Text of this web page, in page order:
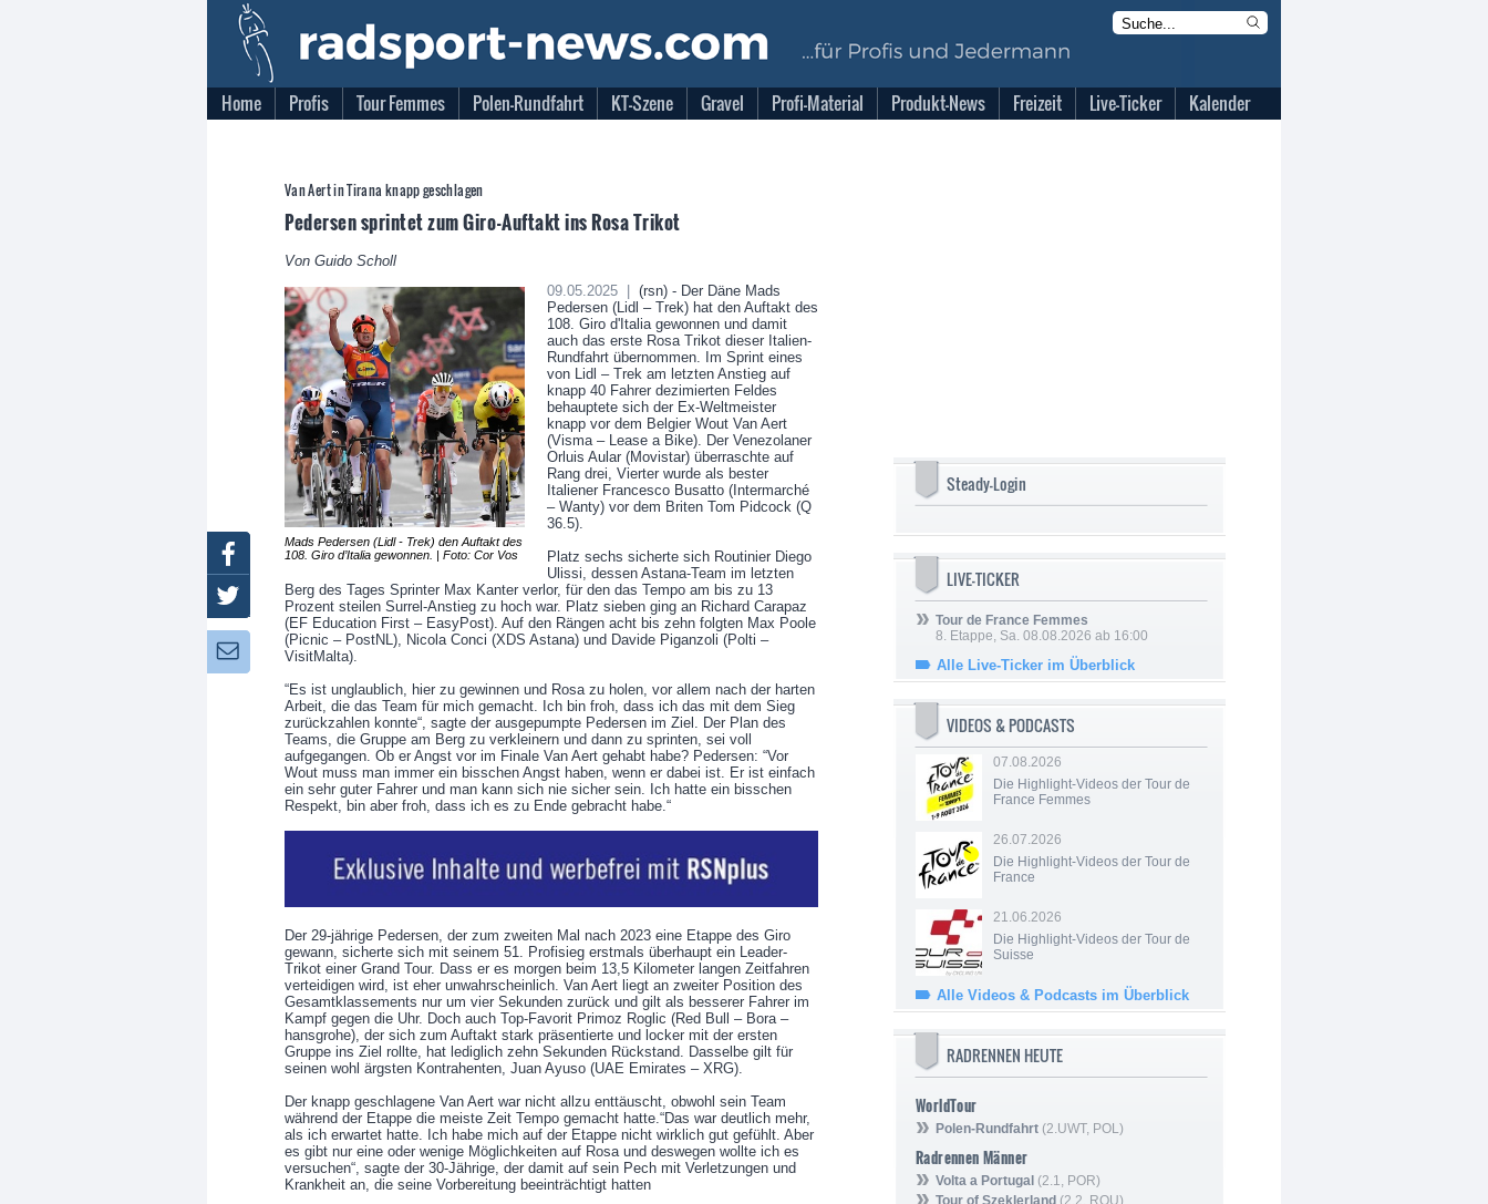
Home Profis Tour Femmes Polen-Rundfahrt KT-Szene Gravel Profi-Material Produkt-News Freizeit Live-Ticker Kalender
Van Aert in Tirana knapp geschlagen
Pedersen sprintet zum Giro-Auftakt ins Rosa Trikot
Von Guido Scholl
Mads Pedersen (Lidl - Trek) den Auftakt des
108. Giro d’Italia gewonnen. | Foto: Cor Vos
09.05.2025 |
(rsn) - Der Däne Mads
Pedersen (Lidl – Trek) hat den Auftakt des
108. Giro d'Italia gewonnen und damit
auch das erste Rosa Trikot dieser Italien-
Rundfahrt übernommen. Im Sprint eines
von Lidl – Trek am letzten Anstieg auf
knapp 40 Fahrer dezimierten Feldes
behauptete sich der Ex-Weltmeister
knapp vor dem Belgier Wout Van Aert
(Visma – Lease a Bike). Der Venezolaner
Orluis Aular (Movistar) überraschte auf
Rang drei, Vierter wurde als bester
Italiener Francesco Busatto (Intermarché
– Wanty) vor dem Briten Tom Pidcock (Q
36.5).
Platz sechs sicherte sich Routinier Diego
Ulissi, dessen Astana-Team im letzten
Berg des Tages Sprinter Max Kanter verlor, für den das Tempo am bis zu 13
Prozent steilen Surrel-Anstieg zu hoch war. Platz sieben ging an Richard Carapaz
(EF Education First – EasyPost). Auf den Rängen acht bis zehn folgten Max Poole
(Picnic – PostNL), Nicola Conci (XDS Astana) und Davide Piganzoli (Polti –
VisitMalta).
“Es ist unglaublich, hier zu gewinnen und Rosa zu holen, vor allem nach der harten
Arbeit, die das Team für mich gemacht. Ich bin froh, dass ich das mit dem Sieg
zurückzahlen konnte“, sagte der ausgepumpte Pedersen im Ziel. Der Plan des
Teams, die Gruppe am Berg zu verkleinern und dann zu sprinten, sei voll
aufgegangen. Ob er Angst vor im Finale Van Aert gehabt habe? Pedersen: “Vor
Wout muss man immer ein bisschen Angst haben, wenn er dabei ist. Er ist einfach
ein sehr guter Fahrer und man kann sich nie sicher sein. Ich hatte ein bisschen
Respekt, bin aber froh, dass ich es zu Ende gebracht habe.“
Der 29-jährige Pedersen, der zum zweiten Mal nach 2023 eine Etappe des Giro
gewann, sicherte sich mit seinem 51. Profisieg erstmals überhaupt ein Leader-
Trikot einer Grand Tour. Dass er es morgen beim 13,5 Kilometer langen Zeitfahren
verteidigen wird, ist eher unwahrscheinlich. Van Aert liegt an zweiter Position des
Gesamtklassements nur um vier Sekunden zurück und gilt als besserer Fahrer im
Kampf gegen die Uhr. Doch auch Top-Favorit Primoz Roglic (Red Bull – Bora –
hansgrohe), der sich zum Auftakt stark präsentierte und locker mit der ersten
Gruppe ins Ziel rollte, hat lediglich zehn Sekunden Rückstand. Dasselbe gilt für
seinen wohl ärgsten Kontrahenten, Juan Ayuso (UAE Emirates – XRG).
Der knapp geschlagene Van Aert war nicht allzu enttäuscht, obwohl sein Team
während der Etappe die meiste Zeit Tempo gemacht hatte.“Das war deutlich mehr,
als ich erwartet hatte. Ich habe mich auf der Etappe nicht wirklich gut gefühlt. Aber
es gibt nur eine oder wenige Möglichkeiten auf Rosa und deswegen wollte ich es
versuchen“, sagte der 30-Jährige, der damit auf sein Pech mit Verletzungen und
Krankheit an, die seine Vorbereitung beeinträchtigt hatten
Steady-Login
LIVE-TICKER
Tour de France Femmes
8. Etappe, Sa. 08.08.2026 ab 16:00
Alle Live-Ticker im Überblick
VIDEOS & PODCASTS
07.08.2026
Die Highlight-Videos der Tour de
France Femmes
26.07.2026
Die Highlight-Videos der Tour de
France
21.06.2026
Die Highlight-Videos der Tour de
Suisse
Alle Videos & Podcasts im Überblick
RADRENNEN HEUTE
WorldTour
Polen-Rundfahrt (2.UWT, POL)
Radrennen Männer
Volta a Portugal (2.1, POR)
Facebook
Twitter
Newsletter: